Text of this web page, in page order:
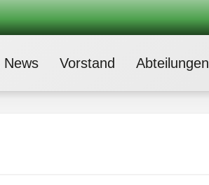
News Vor­stand Abtei­lun­gen